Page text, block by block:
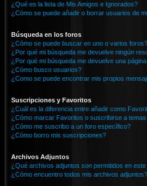
¿Qué es la lista de Mis Amigos e Ignorados?
¿Cómo se puede añadir o borrar usuarios de
Búsqueda en los foros
¿Cómo se puede buscar en uno o varios foros?
¿Por qué mi búsqueda me devuelve ningún
¿Por qué mi búsqueda me devuelve una
¿Cómo busco usuarios?
¿Como se puede encontrar mis propios
Suscripciones y Favoritos
¿Cuál es la diferencia entre añadir como
¿Cómo marcar Favoritos o suscribirse a
¿Cómo me suscribo a un foro específico?
¿Cómo borro mis suscripciones?
Archivos Adjuntos
¿Qué archivos adjuntos son permitidos en
¿Cómo encuentro todos mis archivos adjuntos?